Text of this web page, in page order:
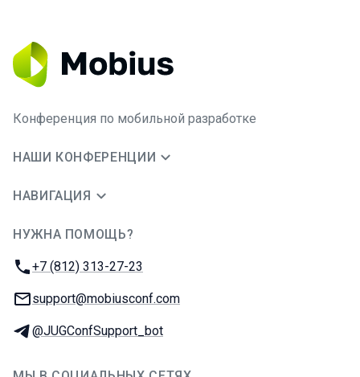
Конференция по мобильной разработке
НАШИ КОНФЕРЕНЦИИ
НАВИГАЦИЯ
НУЖНА ПОМОЩЬ?
Телефон:
+7 (812) 313-27-23
E-mail:
support@mobiusconf.com
Телеграм:
@JUGConfSupport_bot